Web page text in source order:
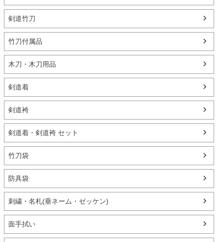
剣道竹刀
竹刀付属品
木刀・木刀用品
剣道着
剣道袴
剣道着・剣道袴 セット
竹刀袋
防具袋
刺繍・名札(垂ネーム・ゼッケン)
面手拭い